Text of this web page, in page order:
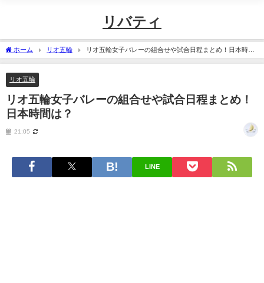
リバティ
ホーム リオ五輪
リオ五輪女子バレーの組合せや試合日程まとめ！日本時間
は？
リオ五輪
リオ五輪女子バレーの組合せや試合日程まとめ！
日本時間は？
21:05
LINE